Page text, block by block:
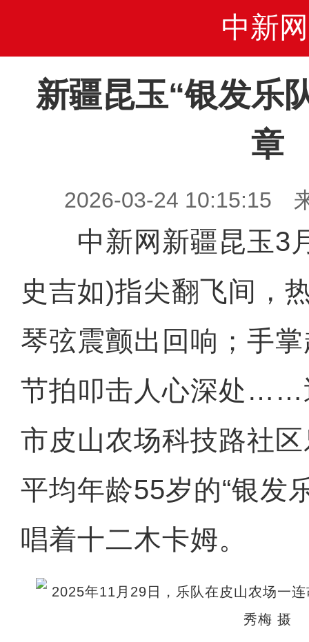
中新网
新疆昆玉“银发乐
章
2026-03-24 10:15:15
中新网新疆昆玉3
史吉如)指尖翻飞间，
琴弦震颤出回响；手
节拍叩击人心深处……
市皮山农场科技路社
平均年龄55岁的“银发
唱着十二木卡姆。